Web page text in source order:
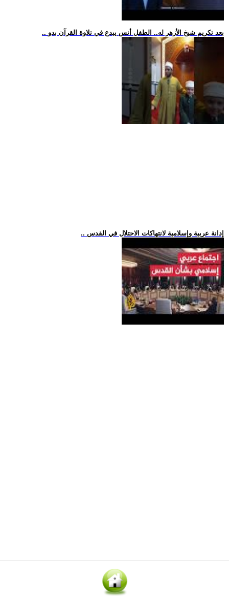
.. بعد تكريم شيخ الأزهر له.. الطفل أنس يبدع في تلاوة القرآن بدو
.. إدانة عربية وإسلامية لانتهاكات الاحتلال في القدس